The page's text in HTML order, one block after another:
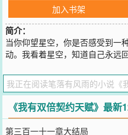
加入书架
简介：
当你仰望星空，你是否感受到一
动。我看着星空，知道自己永远
界！在这片神奇的世界中，人们
您要是觉得《我有双倍契约天赋
微博微信里的朋友推荐哦！
《我有双倍契约天赋》最新
第三百一十一章大结局